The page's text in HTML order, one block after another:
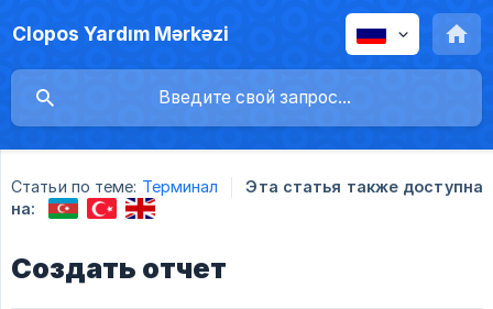
Clopos Yardım Mərkəzi
Статьи по теме: Терминал
Эта статья также доступна
на:
Создать отчет